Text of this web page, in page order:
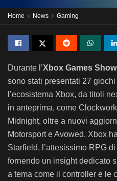
Home News Gaming
Durante l’Xbox Games
sono stati presentati 27
l’ecosistema Xbox, da titoli
in anteprima, come
Midnight, oltre a nuovi
Motorsport e Avowed. Xbox
Starfield, l’attesissimo RPG di
fornendo un insight dedicato
a tema come il controller e le